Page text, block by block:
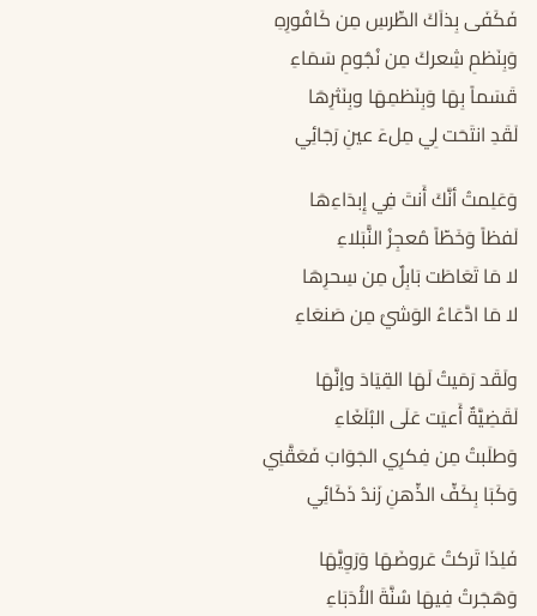
فَكَفَى بِذاَكَ الطِّرسِ مِن كَافُورِهِ
وَبِنَظمِ شِعركَ مِن نُجُومِ سَمَاءِ
قَسَماً بِهَا وَبِنَظمِهَا وبِنَثرِهَا
لَقَدِ انتَحَت لِي مِلءَ عينِ رَجَائِي
وَعَلِمتُ أنَّكَ أَنتَ فِي إِبدَاءِهَا
لَفظاً وَخَطّاً مُعجِزُ النًّبَلاءِ
لا مَا تَعَاطَت بَابِلٌ مِن سِحرِهَا
لا مَا ادَّعَاءُ الوَشيُ مِن صَنعَاءِ
ولَقَد رَمَيتُ لَهَا القِيَادَ وإنَّهَا
لَقَضِيَّةٌ أَعيَت عَلَى البُلَغَاءِ
وَطلَبتُ مِن فِكرِي الجَوَابَ فَعَقَّنِي
وَكَبَا بِكَفِّ الذِّهنِ زَندُ ذَكَائِي
فَلِذَا تَركتُ عَروضَهَا وَرَوِيَّهَا
وَهَجَرتُ فِيهَا سُنَّةَ الأُدَبَاءِ